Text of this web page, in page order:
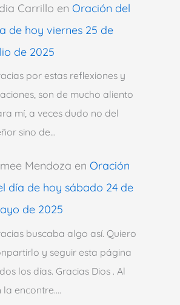
Carrillo en Oración del
de hoy viernes 25 de
de 2025
por estas reflexiones y
son de mucho aliento
mí, a veces dudo no del
sino de…
Mendoza en Oración
día de hoy sábado 24 de
de 2025
buscaba algo así. Quiero
y seguir esta página
los días. Gracias Dios . Al
la encontre.…